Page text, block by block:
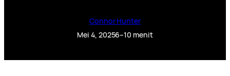
Connor Hunter
Mei 4, 20256–10 menit